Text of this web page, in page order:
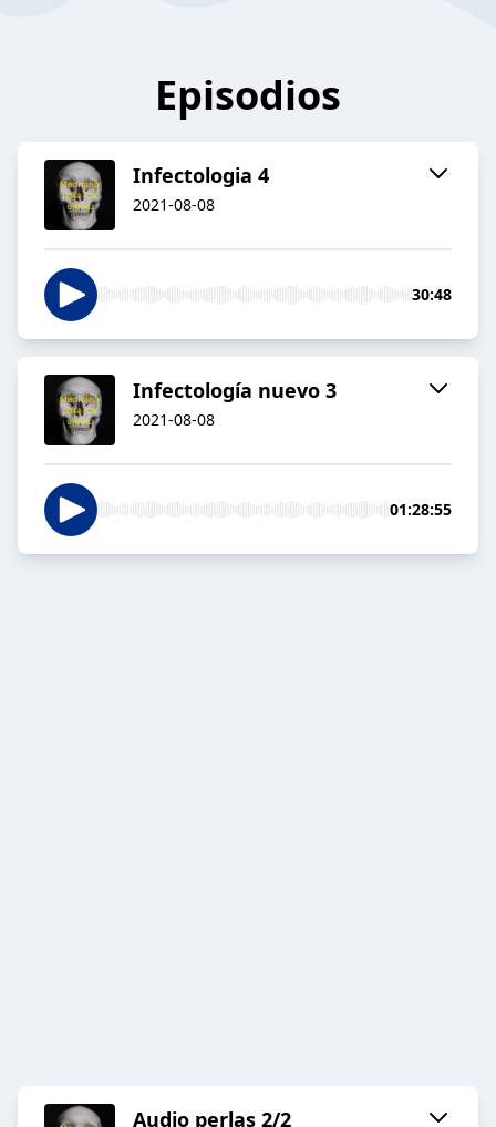
Episodios
Infectologia 4
2021-08-08
30:48
Infectología nuevo 3
2021-08-08
01:28:55
Audio perlas 2/2